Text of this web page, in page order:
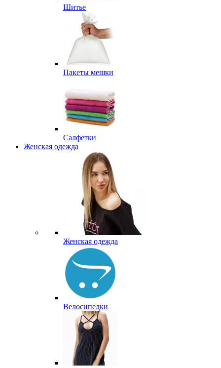
Шитье
Пакеты мешки
Салфетки
Женская одежда
Женская одежда
Велосипедки